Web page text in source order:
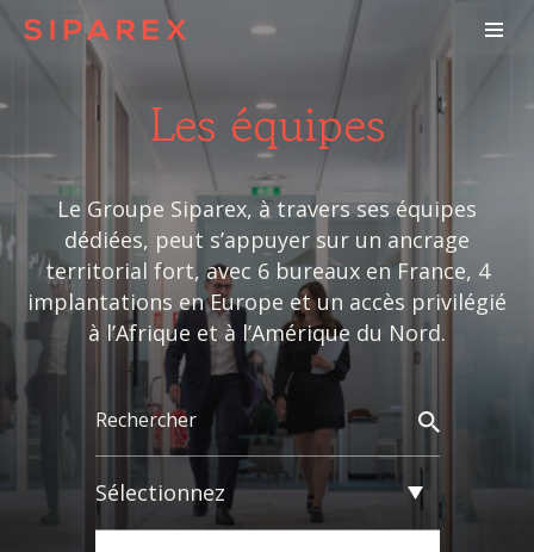
Les équipes
Le Groupe Siparex, à travers ses équipes
dédiées, peut s’appuyer sur un ancrage
territorial fort, avec 6 bureaux en France, 4
implantations en Europe et un accès privilégié
à l’Afrique et à l’Amérique du Nord.
Sélectionnez